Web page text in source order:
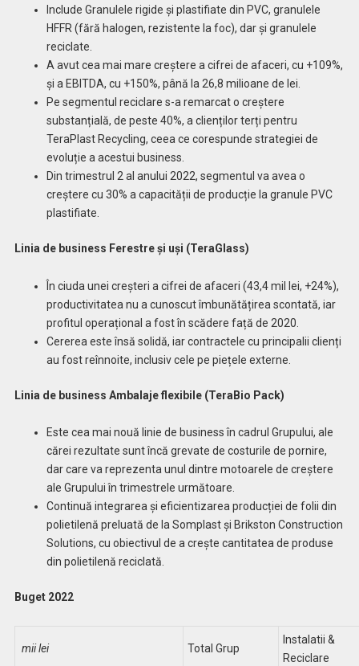
Include Granulele rigide și plastifiate din PVC, granulele
HFFR (fără halogen, rezistente la foc), dar și granulele
reciclate.
A avut cea mai mare creștere a cifrei de afaceri, cu +109%,
și a EBITDA, cu +150%, până la 26,8 milioane de lei.
Pe segmentul reciclare s-a remarcat o creștere
substanțială, de peste 40%, a clienților terți pentru
TeraPlast Recycling, ceea ce corespunde strategiei de
evoluție a acestui business.
Din trimestrul 2 al anului 2022, segmentul va avea o
creștere cu 30% a capacității de producție la granule PVC
plastifiate.
Linia de business Ferestre și uși (TeraGlass)
În ciuda unei creșteri a cifrei de afaceri (43,4 mil lei, +24%),
productivitatea nu a cunoscut îmbunătățirea scontată, iar
profitul operațional a fost în scădere față de 2020.
Cererea este însă solidă, iar contractele cu principalii clienți
au fost reînnoite, inclusiv cele pe piețele externe.
Linia de business Ambalaje flexibile (TeraBio Pack)
Este cea mai nouă linie de business în cadrul Grupului, ale
cărei rezultate sunt încă grevate de costurile de pornire,
dar care va reprezenta unul dintre motoarele de creștere
ale Grupului în trimestrele următoare.
Continuă integrarea și eficientizarea producției de folii din
polietilenă preluată de la Somplast și Brikston Construction
Solutions, cu obiectivul de a crește cantitatea de produse
din polietilenă reciclată.
Buget 2022
mii lei Total Grup
Instalatii &
Reciclare